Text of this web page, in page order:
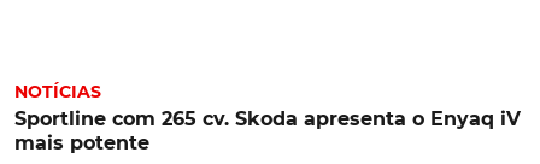
NOTÍCIAS
Sportline com 265 cv. Skoda apresenta o Enyaq iV
mais potente